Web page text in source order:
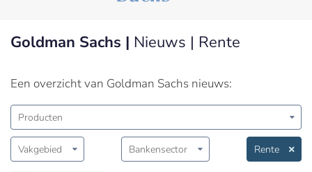
Goldman Sachs | Nieuws | Rente
Een overzicht van Goldman Sachs nieuws:
Producten
Vakgebied Bankensector Rente